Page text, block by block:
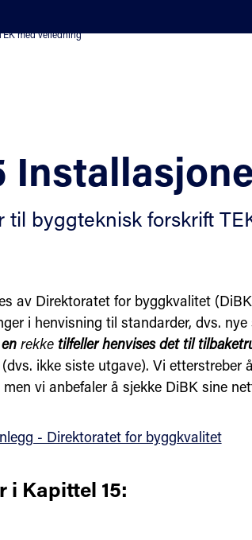
med veiledning
til byggteknisk forskrift
av Direktoratet for byggkvalitet
i henvisning til standarder, dvs.
rekketilfeller henvises det til
ikke siste utgave). Vi etterstreber
vi anbefaler å sjekke DiBK sine
- Direktoratet for byggkvalitet
i Kapittel 15: